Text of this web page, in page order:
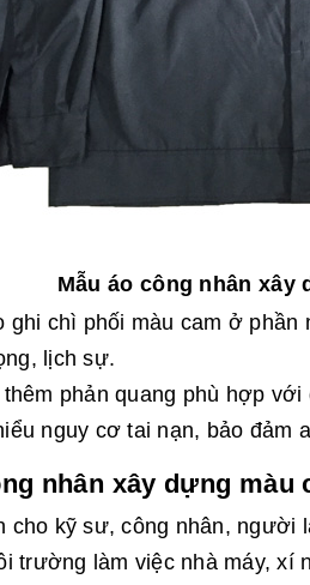
Mẫu áo công nhân xây
ghi chì phối màu cam ở
lịch sự.
phản quang phù hợp
nguy cơ tai nạn, bảo đảm
nhân xây dựng màu
cho kỹ sư, công nhân, người
trường làm việc nhà máy,